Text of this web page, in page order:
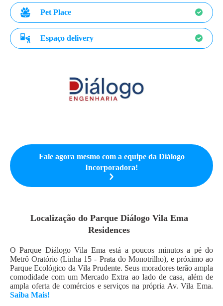
Pet Place
Espaço delivery
Fale agora mesmo com a equipe da Diálogo
Incorporadora!
Localização do Parque Diálogo Vila Ema
Residences
O Parque Diálogo Vila Ema está a poucos minutos a pé do
Metrô Oratório (Linha 15 - Prata do Monotrilho), e próximo ao
Parque Ecológico da Vila Prudente. Seus moradores terão ampla
comodidade com um Mercado Extra ao lado de casa, além de
ampla oferta de comércios e serviços na própria Av. Vila Ema.
Saiba Mais!